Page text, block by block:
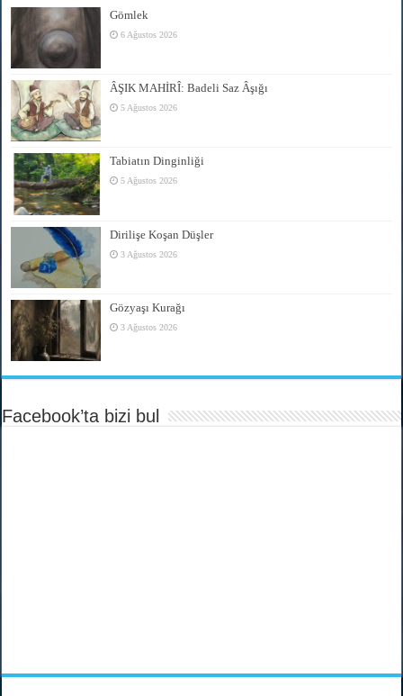
Gömlek
6 Ağustos 2026
ÂŞIK MAHİRÎ: Badeli Saz Âşığı
5 Ağustos 2026
Tabiatın Dinginliği
5 Ağustos 2026
Dirilişe Koşan Düşler
3 Ağustos 2026
Gözyaşı Kurağı
3 Ağustos 2026
Facebook’ta bizi bul